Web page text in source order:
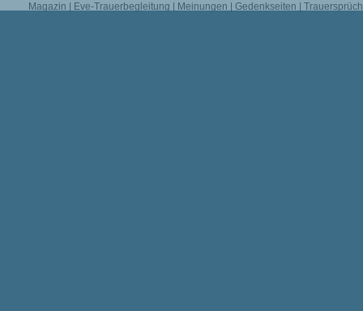
Magazin
Eve-Trauerbegleitung Meinungen Gedenkseiten